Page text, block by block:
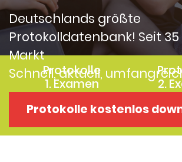
Deutschlands größte
Protokolldatenbank! Seit
Markt
Schnell, aktuell,
Protokolle kostenlos
Protokolle
1. Examen
2.
Protokolle
Examensklausuren